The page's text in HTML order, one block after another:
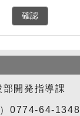
確認
開発指導課
0774-64-1348